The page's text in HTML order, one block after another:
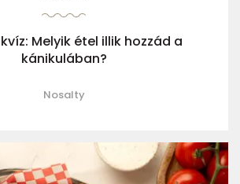
Melyik étel illik hozzád a
kánikulában?
Nosalty